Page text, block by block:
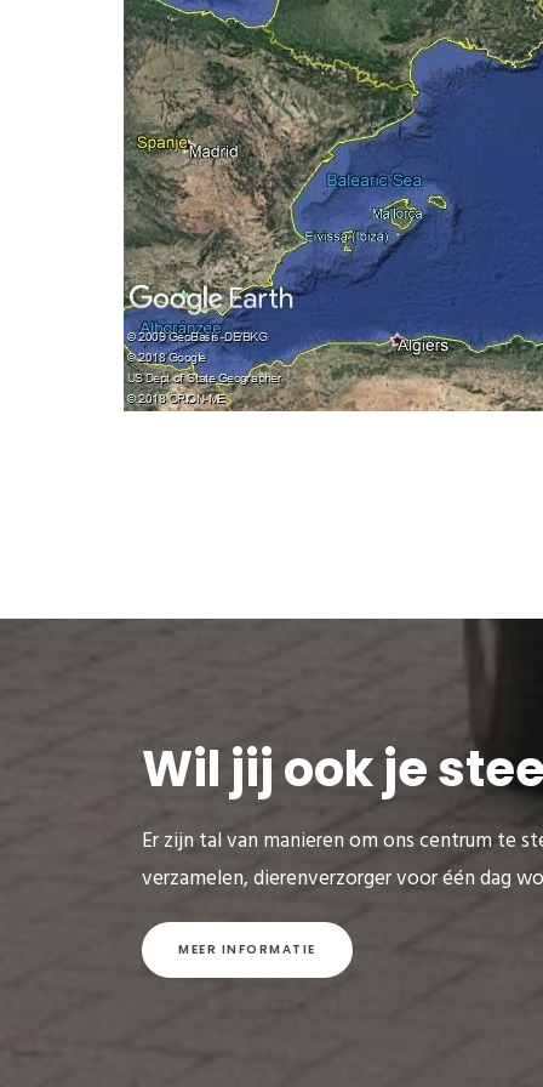
Wil jij ook je
Er zijn tal van manieren om ons centrum te
verzamelen, dierenverzorger voor één dag
MEER INFORMATIE